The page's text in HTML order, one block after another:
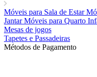
Móveis para Sala de Estar
JantarMóveis para Quarto
Mesas de jogos
Tapetes e Passadeiras
Métodos de Pagamento